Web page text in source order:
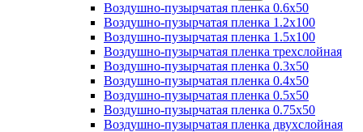
Воздушно-пузырчатая пленка 0.6x50
Воздушно-пузырчатая пленка 1.2x100
Воздушно-пузырчатая пленка 1.5x100
Воздушно-пузырчатая пленка трехслойная
Воздушно-пузырчатая пленка 0.3x50
Воздушно-пузырчатая пленка 0.4x50
Воздушно-пузырчатая пленка 0.5x50
Воздушно-пузырчатая пленка 0.75x50
Воздушно-пузырчатая пленка двухслойная